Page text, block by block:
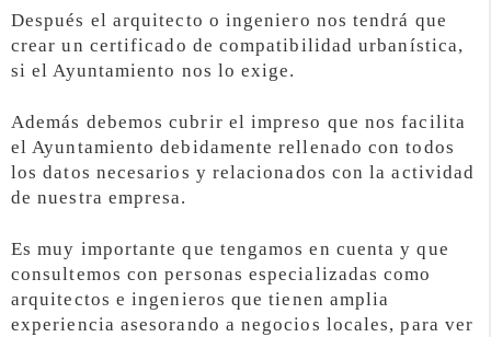
Después el arquitecto o ingeniero nos tendrá que
crear un certificado de compatibilidad urbanística,
si el Ayuntamiento nos lo exige.
Además debemos cubrir el impreso que nos facilita
el Ayuntamiento debidamente rellenado con todos
los datos necesarios y relacionados con la actividad
de nuestra empresa.
Es muy importante que tengamos en cuenta y que
consultemos con personas especializadas como
arquitectos e ingenieros que tienen amplia
experiencia asesorando a negocios locales, para ver